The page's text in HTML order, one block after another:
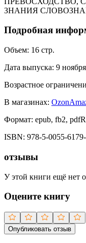
ЗНАНИЯ
Подробная
Объем: 16 стр.
Дата выпуска: 9
Возрастное
В магазинах: Ozon
Формат: epub, fb2,
ISBN: 978-5-0055-
отзывы
У этой книги ещё нет
Оцените книгу
Опубликовать отзыв